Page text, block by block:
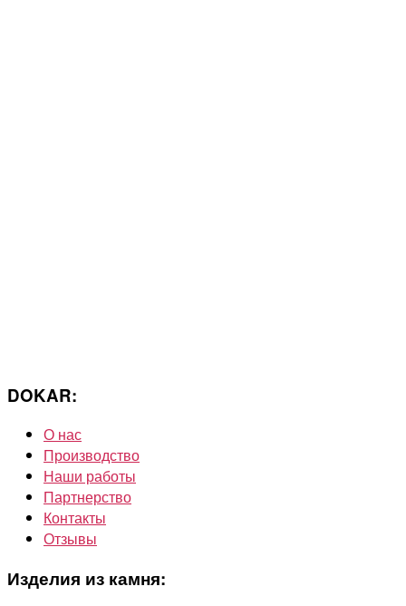
DOKAR:
О нас
Производство
Наши работы
Партнерство
Контакты
Отзывы
Изделия из камня: